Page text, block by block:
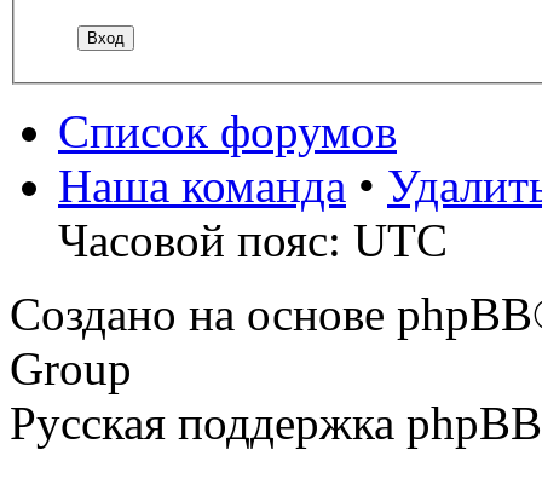
Список форумов
Наша команда •
Часовой пояс: UTC
Создано на основе
Group
Русская поддержка phpBB